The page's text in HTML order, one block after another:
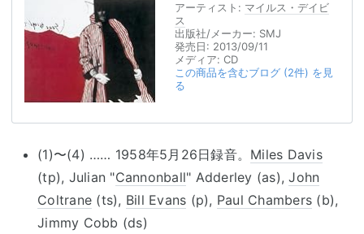
アーティスト: マイルス・デイビ
ス
出版社/メーカー: SMJ
発売日: 2013/09/11
メディア: CD
この商品を含むブログ (2件) を見
る
(1)〜(4) …… 1958年5月26日録音。 Miles Davis
(tp), Julian "Cannonball" Adderley (as),John
Coltrane (ts), Bill Evans (p), Paul Chambers (b),
Jimmy Cobb (ds)